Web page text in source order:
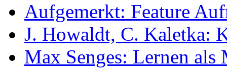
Aufgemerkt: Feature
J. Howaldt, C. Kaletka:
Max Senges: Lernen als